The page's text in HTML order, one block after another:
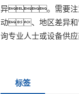
异。需要注
动、地区差异
询专业人士或设备
标签